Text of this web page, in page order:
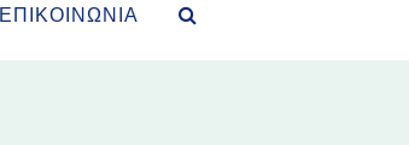
ΕΠΙΚΟΙΝΩΝΊΑ